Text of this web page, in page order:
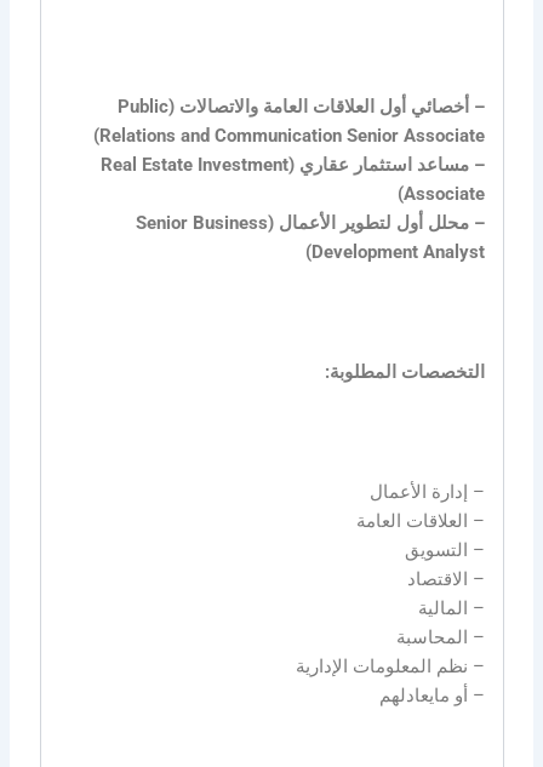
– أخصائي أول العلاقات العامة والاتصالات (Public
Relations and Communication Senior Associate)
– مساعد استثمار عقاري (Real Estate Investment
Associate)
– محلل أول لتطوير الأعمال (Senior Business
Development Analyst)
التخصصات المطلوبة:
– إدارة الأعمال
– العلاقات العامة
– التسويق
– الاقتصاد
– المالية
– المحاسبة
– نظم المعلومات الإدارية
– أو مايعادلهم